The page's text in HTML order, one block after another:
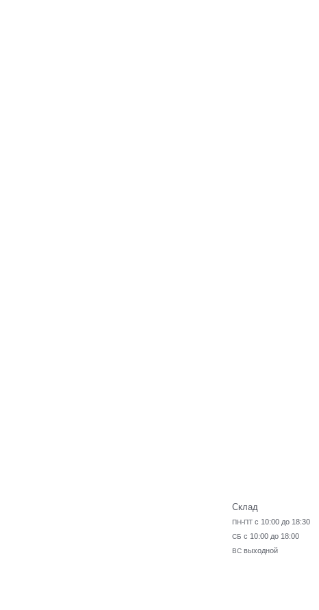
Склад
ПН-ПТ с 10:00 до 18:30
СБ с 10:00 до 18:00
ВС выходной